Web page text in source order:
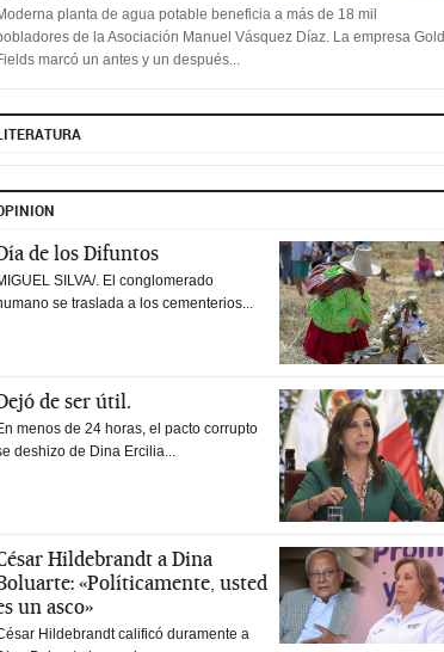
planta de agua potable beneficia a más de 18 mil
de la Asociación Manuel Vásquez Díaz. La empresa Gold
marcó un antes y un después...
de los Difuntos
SILVA/. El conglomerado
se traslada a los cementerios...
de ser útil.
menos de 24 horas, el pacto corrupto
deshizo de Dina Ercilia...
Hildebrandt a Dina
«Políticamente, usted
un asco»
Hildebrandt calificó duramente a